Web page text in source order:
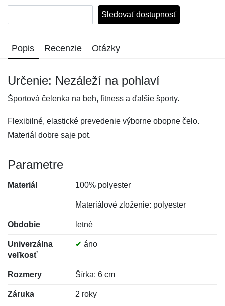
Sledovať dostupnosť
Popis Recenzie Otázky
Určenie: Nezáleží na pohlaví
Športová čelenka na beh, fitness a ďalšie športy.
Flexibilné, elastické prevedenie výborne obopne čelo.
Materiál dobre saje pot.
Parametre
Materiál 100% polyester
Materiálové zloženie: polyester
Obdobie letné
Univerzálna
veľkosť
✔ áno
Rozmery Šírka: 6 cm
Záruka 2 roky